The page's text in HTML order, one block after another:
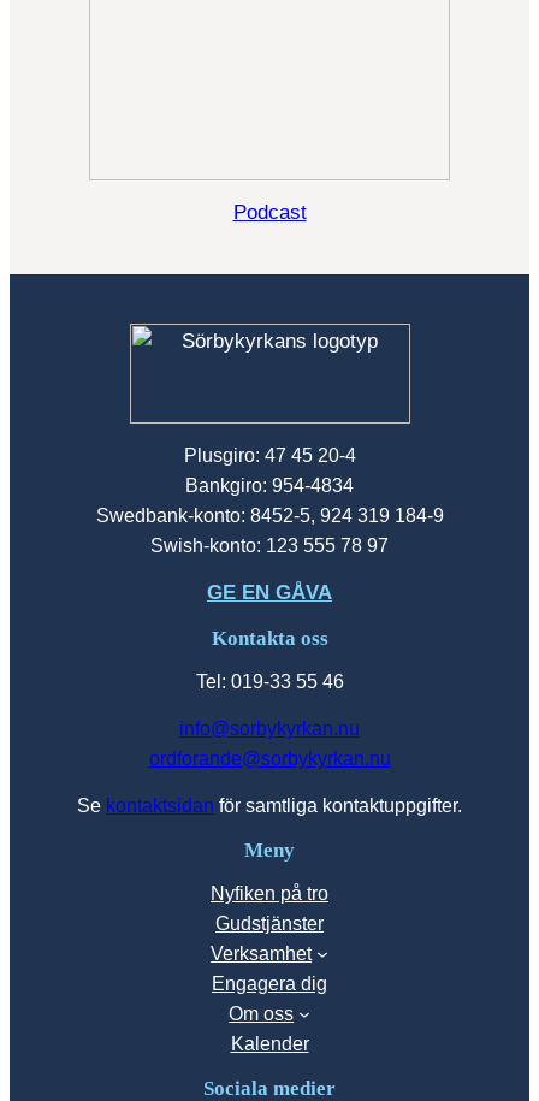
Podcast
Plusgiro: 47 45 20-4
Bankgiro: 954-4834
Swedbank-konto: 8452-5, 924 319 184-9
Swish-konto: 123 555 78 97
GE EN GÅVA
Kontakta oss
Tel: 019-33 55 46
info@sorbykyrkan.nu
ordforande@sorbykyrkan.nu
Se kontaktsidan för samtliga kontaktuppgifter.
Meny
Nyfiken på tro
Gudstjänster
Verksamhet
Engagera dig
Om oss
Kalender
Sociala medier